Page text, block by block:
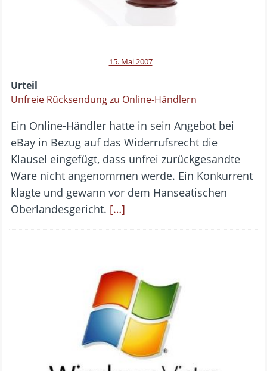
15. Mai 2007
Urteil
Unfreie Rücksendung zu Online-Händlern
Ein Online-Händler hatte in sein Angebot bei
eBay in Bezug auf das Widerrufsrecht die
Klausel eingefügt, dass unfrei zurückgesandte
Ware nicht angenommen werde. Ein Konkurrent
klagte und gewann vor dem Hanseatischen
Oberlandesgericht. […]